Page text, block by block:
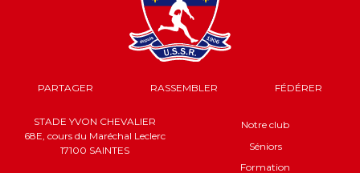
PARTAGER RASSEMBLER FÉDÉRER
STADE YVON CHEVALIER
68E, cours du Maréchal Leclerc
17100 SAINTES
Notre club
Séniors
Formation